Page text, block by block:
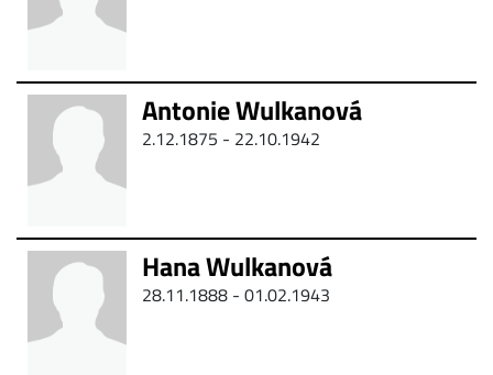
Antonie Wulkanová
2.12.1875 - 22.10.1942
Hana Wulkanová
28.11.1888 - 01.02.1943